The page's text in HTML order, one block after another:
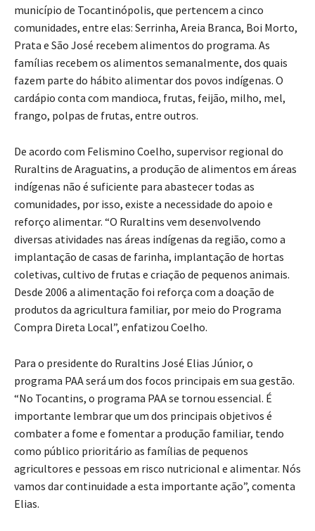
município de Tocantinópolis, que pertencem a cinco
comunidades, entre elas: Serrinha, Areia Branca, Boi Morto,
Prata e São José recebem alimentos do programa. As
famílias recebem os alimentos semanalmente, dos quais
fazem parte do hábito alimentar dos povos indígenas. O
cardápio conta com mandioca, frutas, feijão, milho, mel,
frango, polpas de frutas, entre outros.
De acordo com Felismino Coelho, supervisor regional do
Ruraltins de Araguatins, a produção de alimentos em áreas
indígenas não é suficiente para abastecer todas as
comunidades, por isso, existe a necessidade do apoio e
reforço alimentar. “O Ruraltins vem desenvolvendo
diversas atividades nas áreas indígenas da região, como a
implantação de casas de farinha, implantação de hortas
coletivas, cultivo de frutas e criação de pequenos animais.
Desde 2006 a alimentação foi reforça com a doação de
produtos da agricultura familiar, por meio do Programa
Compra Direta Local”, enfatizou Coelho.
Para o presidente do Ruraltins José Elias Júnior, o
programa PAA será um dos focos principais em sua gestão.
“No Tocantins, o programa PAA se tornou essencial. É
importante lembrar que um dos principais objetivos é
combater a fome e fomentar a produção familiar, tendo
como público prioritário as famílias de pequenos
agricultores e pessoas em risco nutricional e alimentar. Nós
vamos dar continuidade a esta importante ação”, comenta
Elias.